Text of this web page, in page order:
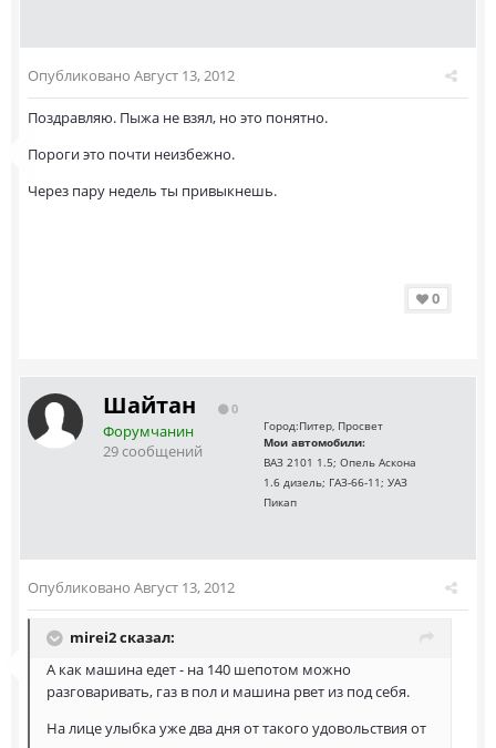
Опубликовано Август 13, 2012
Поздравляю. Пыжа не взял, но это понятно.
Пороги это почти неизбежно.
Через пару недель ты привыкнешь.
0
Шайтан 0
Форумчанин
29 сообщений
Город:Питер, Просвет
Мои автомобили:
ВАЗ 2101 1.5; Опель Аскона
1.6 дизель; ГАЗ-66-11; УАЗ
Пикап
Опубликовано Август 13, 2012
mirei2 сказал:
А как машина едет - на 140 шепотом можно
разговаривать, газ в пол и машина рвет из под себя.
На лице улыбка уже два дня от такого удовольствия от